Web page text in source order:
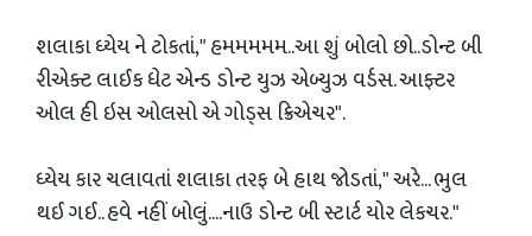
શલાકા ધ્યેય ને ટોકતાં," હમમમમમ..આ શું બોલો છો..ડોન્ટ બી
રીએક્ટ લાઈક ધેટ એન્ડ ડોન્ટ યુઝ એબ્યુઝ વર્ડસ. આફ્ટર
ઓલ હી ઇસ ઓલસો એ ગોડ્સ ક્રિએચર".
ધ્યેય કાર ચલાવતાં શલાકા તરફ બે હાથ જોડતાં," અરે... ભુલ
થઈ ગઈ.. હવે નહીં બોલું....નાઉ ડોન્ટ બી સ્ટાર્ટ યોર લેકચર."